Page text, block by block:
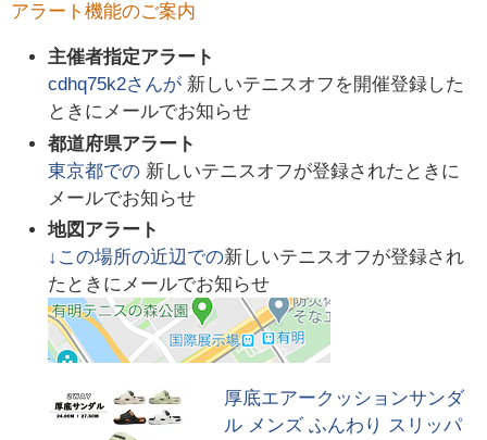
アラート機能のご案内
主催者指定アラート
cdhq75k2さんが 新しいテニスオフを開催登録した
ときにメールでお知らせ
都道府県アラート
東京都での 新しいテニスオフが登録されたときに
メールでお知らせ
地図アラート
↓この場所の近辺での新しいテニスオフが登録され
たときにメールでお知らせ
厚底エアークッションサンダ
ル メンズ ふんわり スリッパ